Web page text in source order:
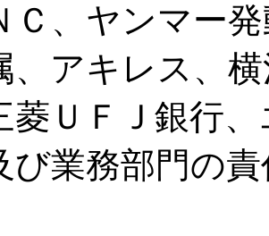
Ｃ、ヤンマー
、アキレス、
菱ＵＦＪ銀行
び業務部門の